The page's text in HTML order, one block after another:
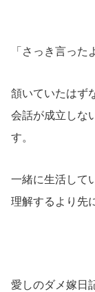
「さっき言った
頷いていたはず
会話が成立しな
す。
一緒に生活して
理解するより先
愛しのダメ嫁日